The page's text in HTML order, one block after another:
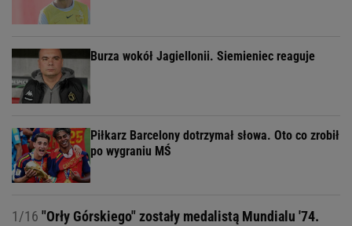
Burza wokół Jagiellonii. Siemieniec reaguje
Piłkarz Barcelony dotrzymał słowa. Oto co zrobił
po wygraniu MŚ
1/16 "Orły Górskiego" zostały medalistą Mundialu '74.